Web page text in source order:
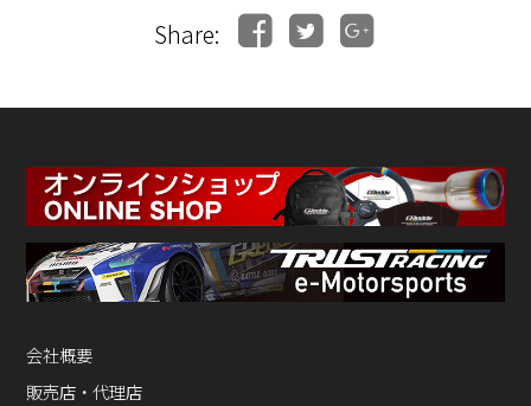
Share:
会社概要
販売店・代理店